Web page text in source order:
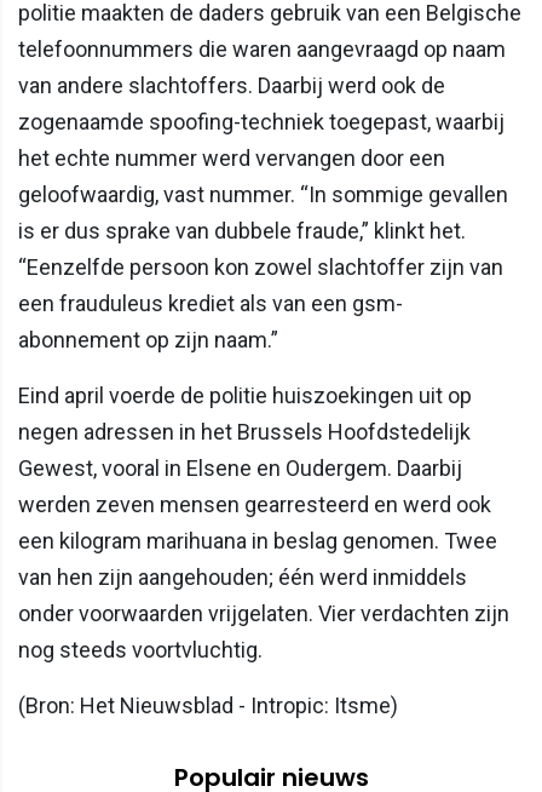
politie maakten de daders gebruik van een Belgische
telefoonnummers die waren aangevraagd op naam
van andere slachtoffers. Daarbij werd ook de
zogenaamde spoofing-techniek toegepast, waarbij
het echte nummer werd vervangen door een
geloofwaardig, vast nummer. “In sommige gevallen
is er dus sprake van dubbele fraude,” klinkt het.
“Eenzelfde persoon kon zowel slachtoffer zijn van
een frauduleus krediet als van een gsm-
abonnement op zijn naam.”
Eind april voerde de politie huiszoekingen uit op
negen adressen in het Brussels Hoofdstedelijk
Gewest, vooral in Elsene en Oudergem. Daarbij
werden zeven mensen gearresteerd en werd ook
een kilogram marihuana in beslag genomen. Twee
van hen zijn aangehouden; één werd inmiddels
onder voorwaarden vrijgelaten. Vier verdachten zijn
nog steeds voortvluchtig.
(Bron: Het Nieuwsblad - Intropic: Itsme)
Populair nieuws